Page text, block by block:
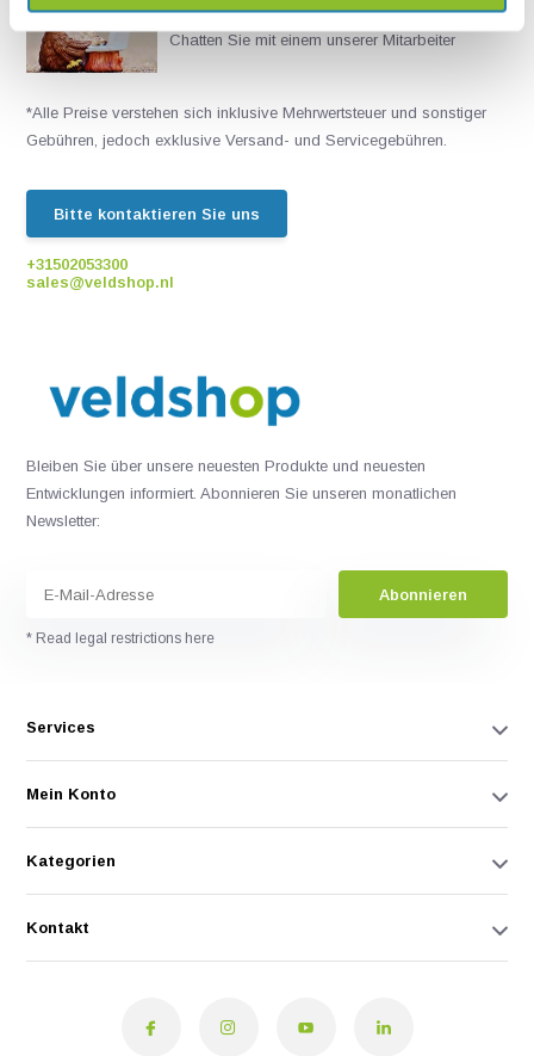
Live chat
Chatten Sie mit einem unserer Mitarbeiter
*Alle Preise verstehen sich inklusive Mehrwertsteuer und sonstiger
Gebühren, jedoch exklusive Versand- und Servicegebühren.
Bitte kontaktieren Sie uns
+31502053300
sales@veldshop.nl
Bleiben Sie über unsere neuesten Produkte und neuesten
Entwicklungen informiert. Abonnieren Sie unseren monatlichen
Newsletter:
Abonnieren
* Read legal restrictions here
Services
Mein Konto
Kategorien
Kontakt